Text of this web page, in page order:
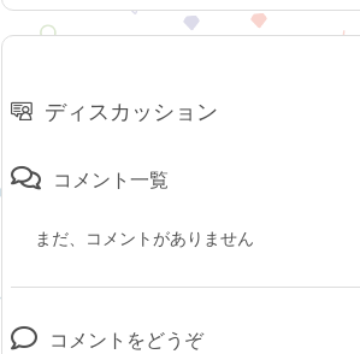
ディスカッション
コメント一覧
まだ、コメントがありません
コメントをどうぞ